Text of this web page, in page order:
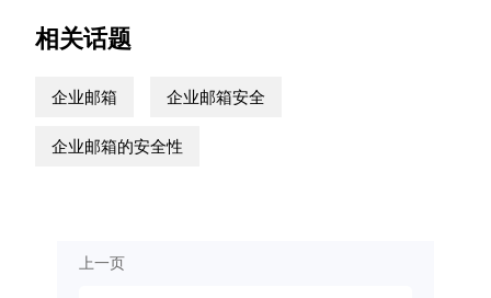
相关话题
企业邮箱 企业邮箱安全
企业邮箱的安全性
上一页